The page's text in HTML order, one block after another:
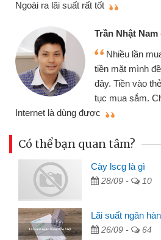
Ngoài ra lãi suất rất tốt
Trần Nhật Nam
Nhiều lần
tiền mặt mình
đây. Tiền vào
tục mua sắm.
Internet là dùng được
Có thể bạn quan tâm?
Cày lscg là gì
28/09 - 10
Lãi suất ngân
26/09 - 64